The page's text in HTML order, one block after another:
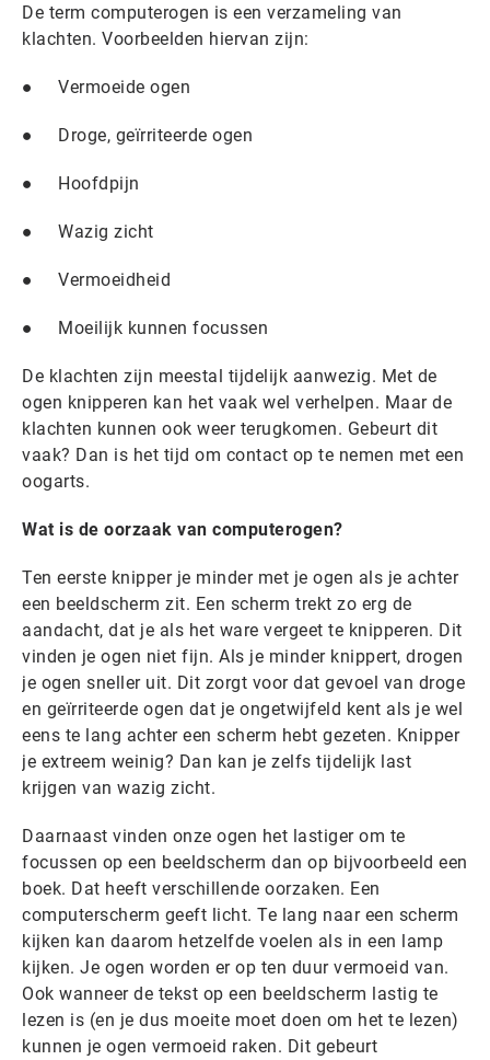
De term computerogen is een verzameling van
klachten. Voorbeelden hiervan zijn:
● Vermoeide ogen
● Droge, geïrriteerde ogen
● Hoofdpijn
● Wazig zicht
● Vermoeidheid
● Moeilijk kunnen focussen
De klachten zijn meestal tijdelijk aanwezig. Met de
ogen knipperen kan het vaak wel verhelpen. Maar de
klachten kunnen ook weer terugkomen. Gebeurt dit
vaak? Dan is het tijd om contact op te nemen met een
oogarts.
Wat is de oorzaak van computerogen?
Ten eerste knipper je minder met je ogen als je achter
een beeldscherm zit. Een scherm trekt zo erg de
aandacht, dat je als het ware vergeet te knipperen. Dit
vinden je ogen niet fijn. Als je minder knippert, drogen
je ogen sneller uit. Dit zorgt voor dat gevoel van droge
en geïrriteerde ogen dat je ongetwijfeld kent als je wel
eens te lang achter een scherm hebt gezeten. Knipper
je extreem weinig? Dan kan je zelfs tijdelijk last
krijgen van wazig zicht.
Daarnaast vinden onze ogen het lastiger om te
focussen op een beeldscherm dan op bijvoorbeeld een
boek. Dat heeft verschillende oorzaken. Een
computerscherm geeft licht. Te lang naar een scherm
kijken kan daarom hetzelfde voelen als in een lamp
kijken. Je ogen worden er op ten duur vermoeid van.
Ook wanneer de tekst op een beeldscherm lastig te
lezen is (en je dus moeite moet doen om het te lezen)
kunnen je ogen vermoeid raken. Dit gebeurt